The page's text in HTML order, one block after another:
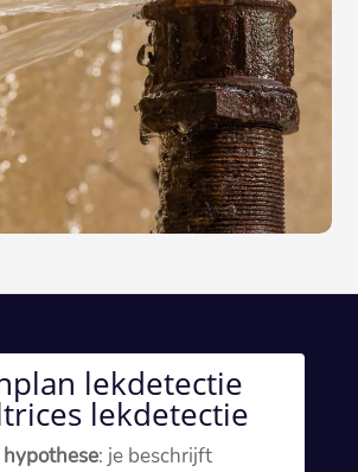
lekdetectie
lekdetectie
: je beschrijft